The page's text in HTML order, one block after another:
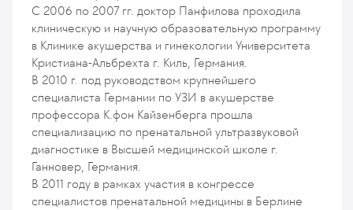
С 2006 по 2007 гг. доктор Панфилова проходила
клиническую и научную образовательную программу
в Клинике акушерства и гинекологии Университета
Кристиана-Альбрехта г. Киль, Германия.
В 2010 г. под руководством крупнейшего
специалиста Германии по УЗИ в акушерстве
профессора К.фон Кайзенберга прошла
специализацию по пренатальной ультразвуковой
диагностике в Высшей медицинской школе г.
Ганновер, Германия.
В 2011 году в рамках участия в конгрессе
специалистов пренатальной медицины в Берлине